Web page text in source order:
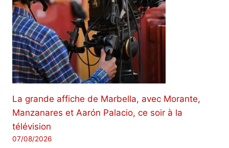
La grande affiche de Marbella, avec Morante,
Manzanares et Aarón Palacio, ce soir à la
télévision
07/08/2026